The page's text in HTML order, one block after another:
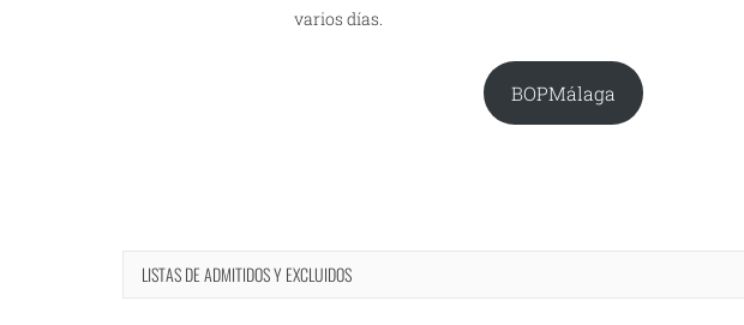
varios días.
BOPMálaga
LISTAS DE ADMITIDOS Y EXCLUIDOS